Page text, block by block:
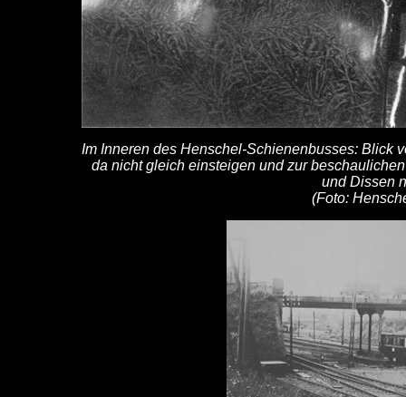
Im Inneren des Henschel-Schienenbusses: Blick
da nicht gleich einsteigen und zur
und Dissen
(Foto: